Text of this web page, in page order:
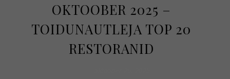
OKTOOBER 2025 –
TOIDUNAUTLEJA TOP 20
RESTORANID